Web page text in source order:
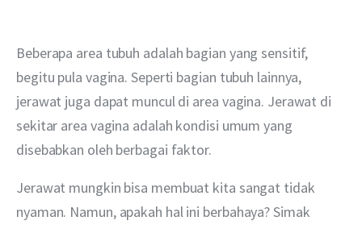
Layanan
Beberapa area tubuh adalah bagian yang sensitif,
begitu pula vagina. Seperti bagian tubuh lainnya,
jerawat juga dapat muncul di area vagina. Jerawat di
sekitar area vagina adalah kondisi umum yang
disebabkan oleh berbagai faktor.
Jerawat mungkin bisa membuat kita sangat tidak
nyaman. Namun, apakah hal ini berbahaya? Simak